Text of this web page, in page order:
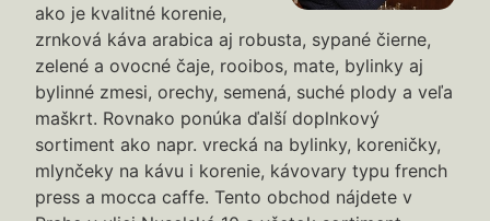
ako je kvalitné korenie,
zrnková káva arabica aj robusta, sypané čierne,
zelené a ovocné čaje, rooibos, mate, bylinky aj
bylinné zmesi, orechy, semená, suché plody a veľa
maškrt. Rovnako ponúka ďalší doplnkový
sortiment ako napr. vrecká na bylinky, koreničky,
mlynčeky na kávu i korenie, kávovary typu french
press a mocca caffe. Tento obchod nájdete v